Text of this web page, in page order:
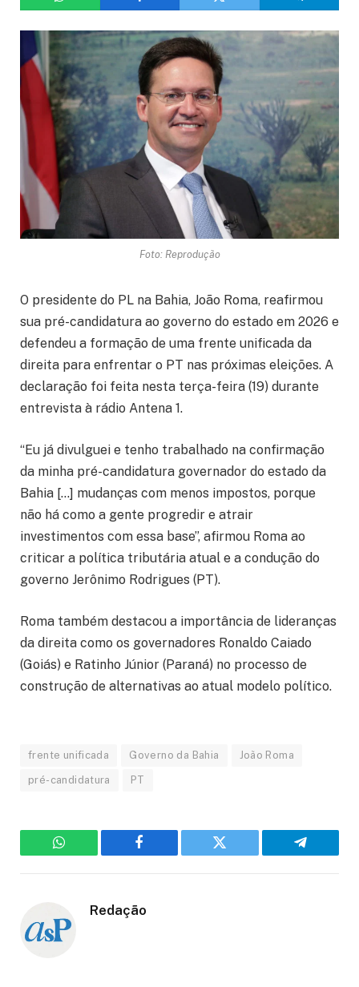
Foto: Reprodução
O presidente do PL na Bahia, João Roma, reafirmou
sua pré-candidatura ao governo do estado em 2026 e
defendeu a formação de uma frente unificada da
direita para enfrentar o PT nas próximas eleições. A
declaração foi feita nesta terça-feira (19) durante
entrevista à rádio Antena 1.
“Eu já divulguei e tenho trabalhado na confirmação
da minha pré-candidatura governador do estado da
Bahia […] mudanças com menos impostos, porque
não há como a gente progredir e atrair
investimentos com essa base”, afirmou Roma ao
criticar a política tributária atual e a condução do
governo Jerônimo Rodrigues (PT).
Roma também destacou a importância de lideranças
da direita como os governadores Ronaldo Caiado
(Goiás) e Ratinho Júnior (Paraná) no processo de
construção de alternativas ao atual modelo político.
frente unificada Governo da Bahia João Roma
pré-candidatura PT
WhatsApp Facebook Twitter Telegram
Redação